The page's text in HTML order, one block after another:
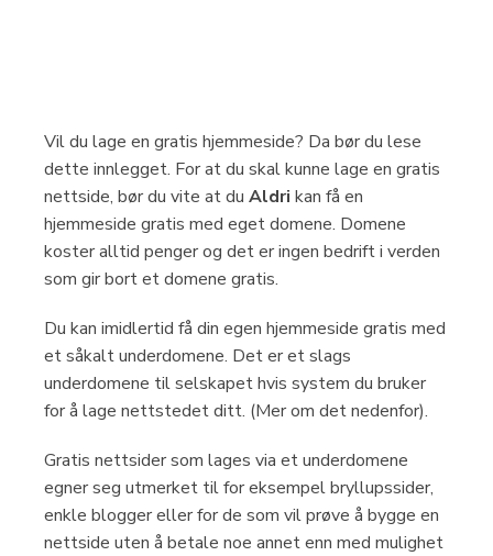
Vil du lage en gratis hjemmeside? Da bør du lese
dette innlegget. For at du skal kunne lage en gratis
nettside, bør du vite at du Aldri kan få en
hjemmeside gratis med eget domene. Domene
koster alltid penger og det er ingen bedrift i verden
som gir bort et domene gratis.
Du kan imidlertid få din egen hjemmeside gratis med
et såkalt underdomene. Det er et slags
underdomene til selskapet hvis system du bruker
for å lage nettstedet ditt. (Mer om det nedenfor).
Gratis nettsider som lages via et underdomene
egner seg utmerket til for eksempel bryllupssider,
enkle blogger eller for de som vil prøve å bygge en
nettside uten å betale noe annet enn med mulighet